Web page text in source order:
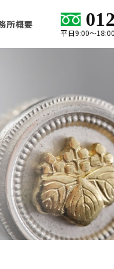
平日9:00～
所概要